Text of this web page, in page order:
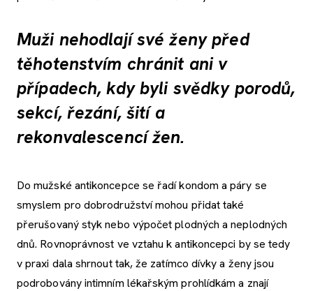
Muži nehodlají své ženy před
těhotenstvím chránit ani v
případech, kdy byli svědky porodů,
sekcí, řezání, šití a
rekonvalescencí žen.
Do mužské antikoncepce se řadí kondom a páry se
smyslem pro dobrodružství mohou přidat také
přerušovaný styk nebo výpočet plodných a neplodných
dnů. Rovnoprávnost ve vztahu k antikoncepci by se tedy
v praxi dala shrnout tak, že zatímco dívky a ženy jsou
podrobovány intimním lékařským prohlídkám a znají